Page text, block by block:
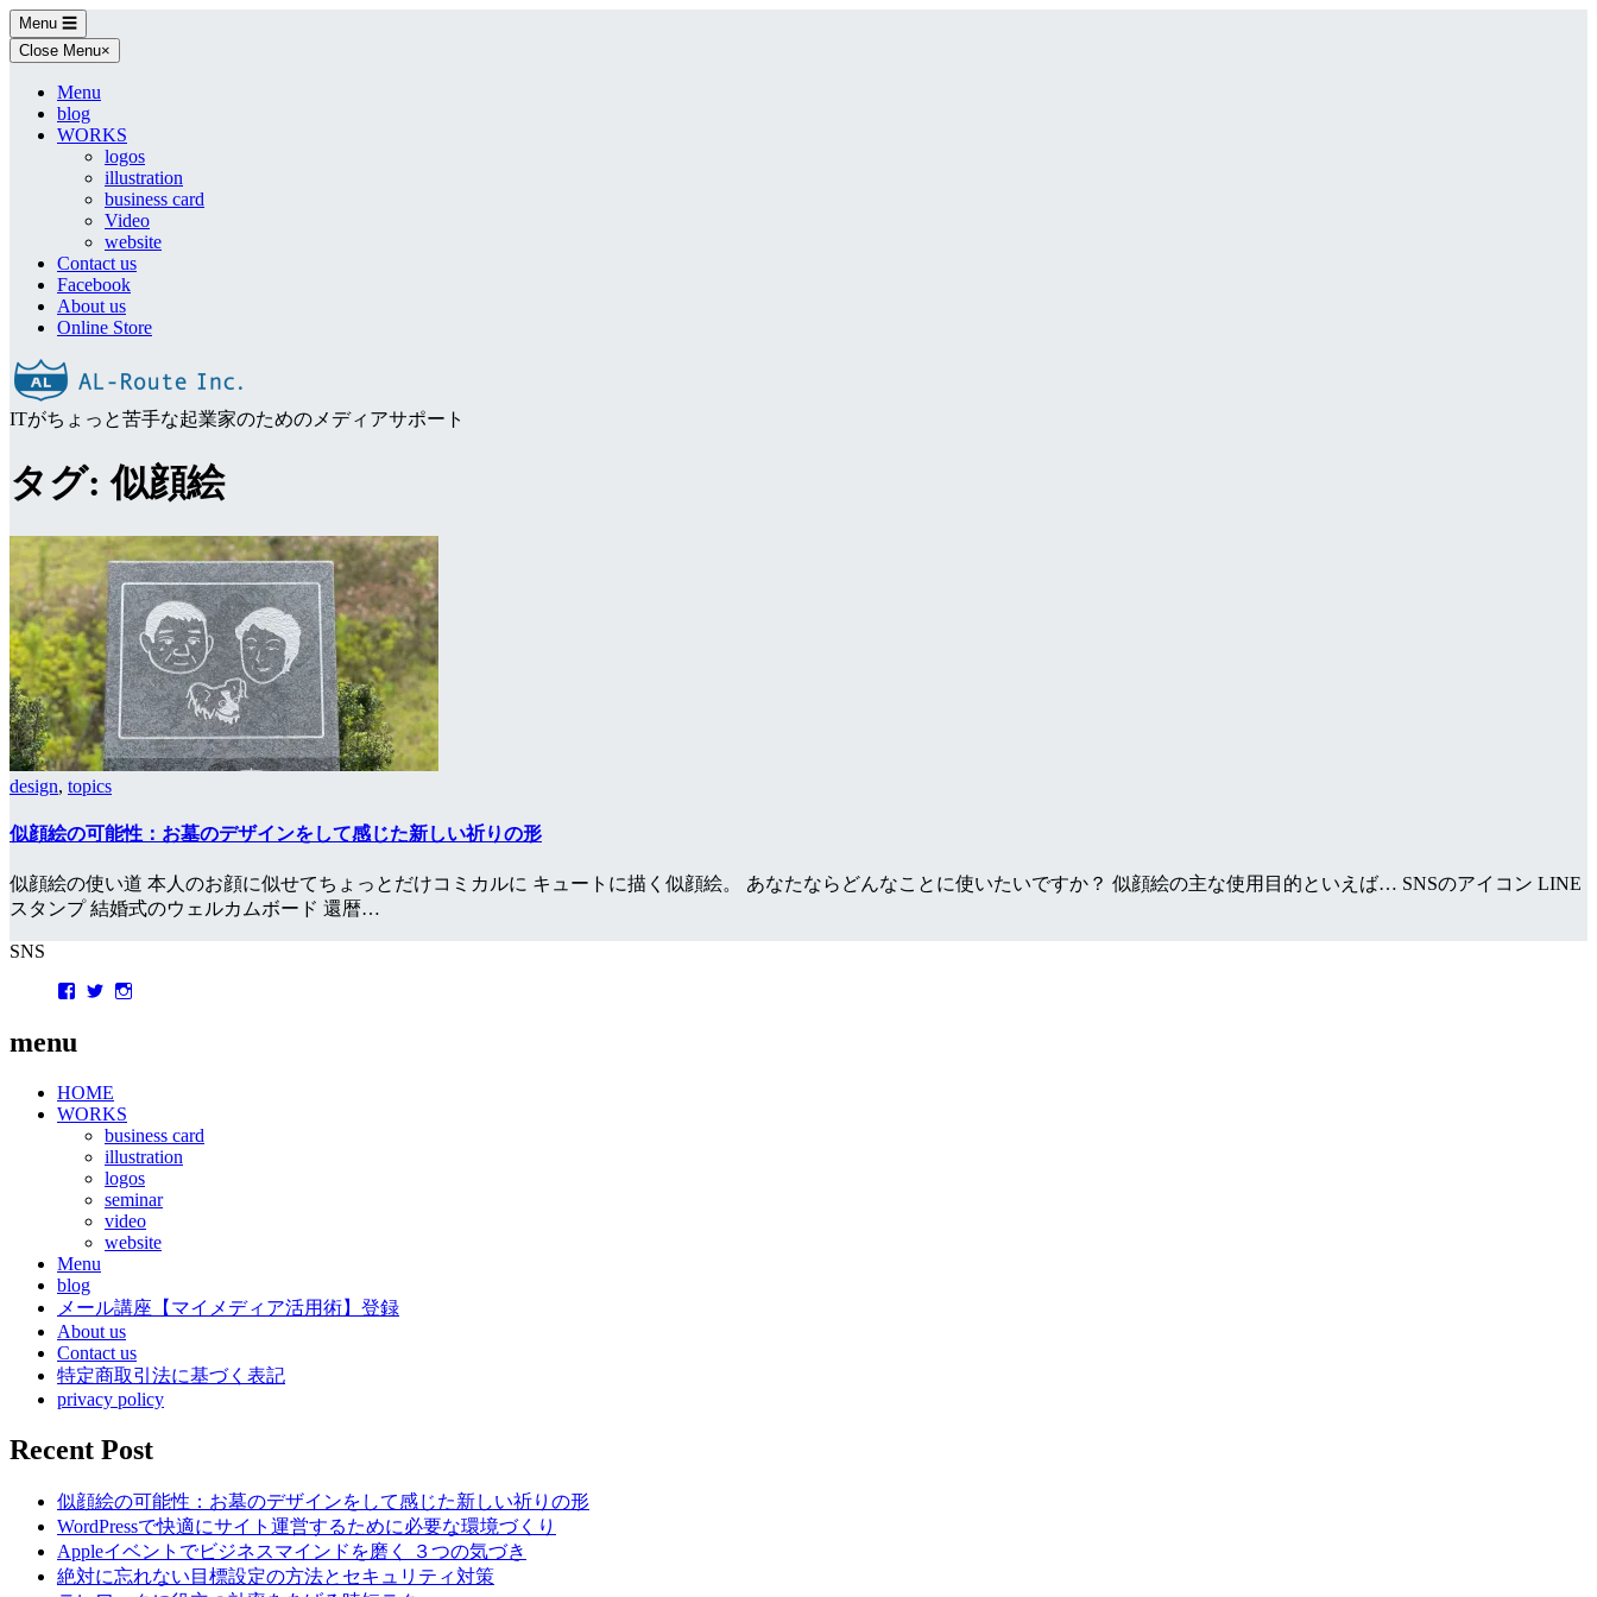
Skip
to
content
Menu ☰
Close Menu×
Menu
blog
WORKS
logos
illustration
business card
Video
website
Contact us
Facebook
About us
Online Store
ITがちょっと苦手な起業家のためのメディアサポート
タグ:似顔絵
design, topics
似顔絵の可能性：お墓のデザインをして感じた新しい祈りの形
似顔絵の使い道 本人のお顔に似せてちょっとだけコミカルに キュートに描く似顔絵。 あなたならどんなことに使いたいですか？ 似顔絵の主な使用目的といえば… SNSのアイコン LINE
スタンプ 結婚式のウェルカムボード 還暦…
SNS
Facebook
Twitter
menu
HOME
WORKS
business card
illustration
logos
seminar
video
website
Menu
blog
メール講座【マイメディア活用術】登録
About us
Contact us
特定商取引法に基づく表記
privacy policy
Recent Post
似顔絵の可能性：お墓のデザインをして感じた新しい祈りの形
WordPressで快適にサイト運営するために必要な環境づくり
Appleイベントでビジネスマインドを磨く ３つの気づき
絶対に忘れない目標設定の方法とセキュリティ対策